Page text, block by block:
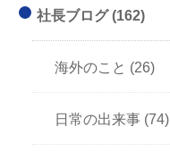
社長ブログ(162)
海外のこと (26)
日常の出来事 (74)